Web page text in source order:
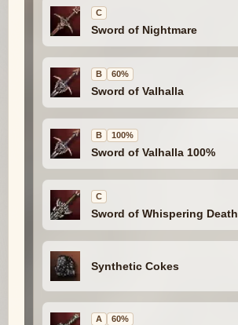
C
Sword of Nightmare
B 60%
Sword of Valhalla
B 100%
Sword of Valhalla 100%
C
Sword of Whispering Death
Synthetic Cokes
A 60%